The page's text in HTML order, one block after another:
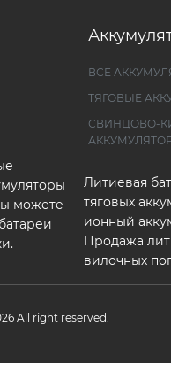
можете
ВСЕ
ТЯГОВЫЕ
СВИНЦОВО-
Литиевая
тяговых
ионный
Продажа
вилочных
All right reserved.